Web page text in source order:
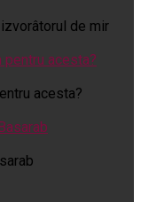
de mir
acesta?